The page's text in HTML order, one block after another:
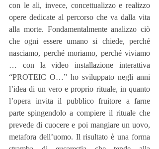
con le ali, invece, concettualizzo e realizzo
opere dedicate al percorso che va dalla vita
alla morte. Fondamentalmente analizzo ciò
che ogni essere umano si chiede, perché
nasciamo, perché moriamo, perché viviamo
… con la video installazione interattiva
“PROTEIC O…” ho sviluppato negli anni
l’idea di un vero e proprio rituale, in quanto
l’opera invita il pubblico fruitore a farne
parte spingendolo a compiere il rituale che
prevede di cuocere e poi mangiare un uovo,
metafora dell’uomo. Il risultato è una forma